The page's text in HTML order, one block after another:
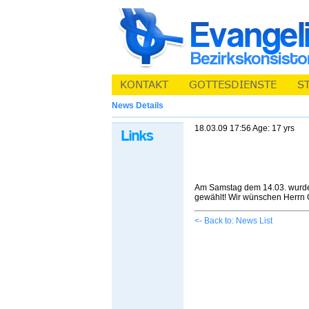
News Details
18.03.09 17:56 Age: 17 yrs
Am Samstag dem 14.03.
gewählt! Wir wünschen Herrn
<- Back to: News List